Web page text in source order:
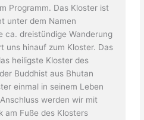
Programm. Das Kloster ist
unter dem Namen
ca. dreistündige Wanderung
uns hinauf zum Kloster. Das
heiligste Kloster des
Buddhist aus Bhutan
einmal in seinem Leben
werden wir mit
am Fuße des Klosters